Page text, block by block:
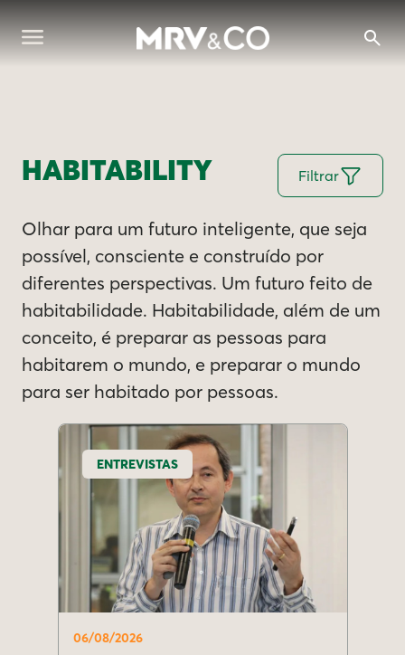
HABITABILITY Filtrar
Olhar para um futuro inteligente, que seja
possível, consciente e construído por
diferentes perspectivas. Um futuro feito de
habitabilidade. Habitabilidade, além de um
conceito, é preparar as pessoas para
habitarem o mundo, e preparar o mundo
para ser habitado por pessoas.
ENTREVISTAS
06/08/2026